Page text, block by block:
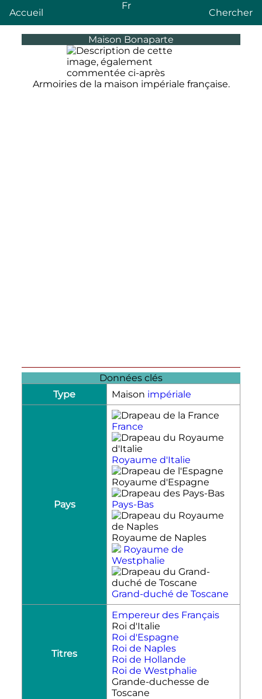
Accueil
Fr
Chercher
Maison Bonaparte
Armoiries de la maison impériale française.
Données clés
Type
Maison impériale
Pays
France
Royaume d'Italie
Royaume d'Espagne
Pays-Bas
Royaume de Naples
Royaume de
Westphalie
Grand-duché de Toscane
Titres
Empereur des Français
Roi d'Italie
Roi d'Espagne
Roi de Naples
Roi de Hollande
Roi de Westphalie
Grande-duchesse de
Toscane